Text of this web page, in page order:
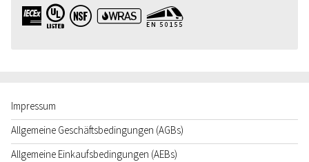
IECEx UL NSF WRAS EN50155
Impressum
Allgemeine Geschäftsbedingungen (AGBs)
Allgemeine Einkaufsbedingungen (AEBs)